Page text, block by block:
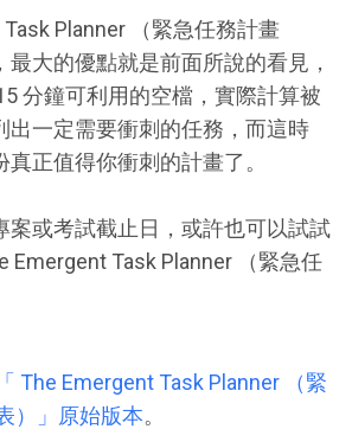
Task Planner （緊急任務計畫
大的優點就是前面所說的看見，
分鐘可利用的空檔，實際計算被
出一定需要衝刺的任務，而這時
正值得你衝刺的計畫了。
案或考試截止日，或許也可以試試
Emergent Task Planner （緊急任
「 The Emergent Task Planner （緊
）」原始版本。